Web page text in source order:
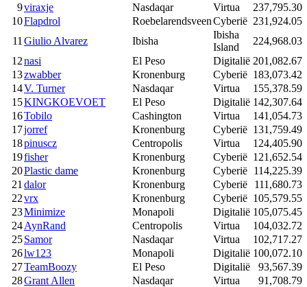
9viraxje Nasdaqar Virtua
237,795.30
10Flapdrol RoebelarendsveenCyberië 231,924.05
11 Giulio Alvarez Ibisha
Ibisha
Island
224,968.03
12nasi El Peso Digitalië 201,082.67
13zwabber Kronenburg Cyberië 183,073.42
14V. Turner Nasdaqar Virtua
155,378.59
15KINGKOEVOET El Peso Digitalië 142,307.64
16Tobilo Cashington Virtua
141,054.73
17jorref Kronenburg Cyberië 131,759.49
18pinuscz Centropolis Virtua
124,405.90
19fisher Kronenburg Cyberië 121,652.54
20Plastic dame Kronenburg Cyberië 114,225.39
21 dalor Kronenburg Cyberië
111,680.73
22vrx Kronenburg Cyberië 105,579.55
23Minimize Monapoli Digitalië 105,075.45
24AynRand Centropolis Virtua
104,032.72
25Samor Nasdaqar Virtua
102,717.27
26lw123 Monapoli Digitalië 100,072.10
27TeamBoozy El Peso Digitalië
93,567.39
28Grant Allen Nasdaqar Virtua
91,708.79